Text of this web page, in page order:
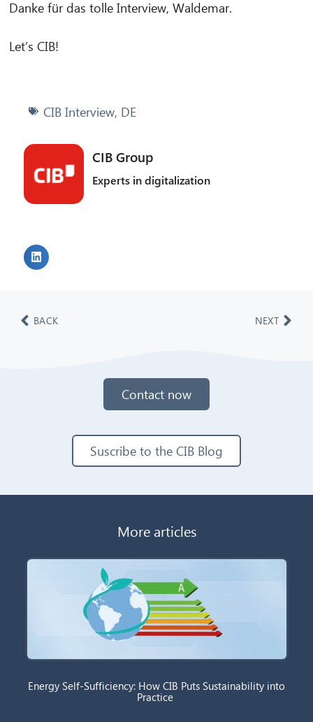
Danke für das tolle Interview, Waldemar.
Let’s CIB!
CIB Interview, DE
CIB Group
Experts in digitalization
BACK NEXT
Contact now
Suscribe to the CIB Blog
More articles
Energy Self-Sufficiency: How CIB Puts Sustainability into
Practice